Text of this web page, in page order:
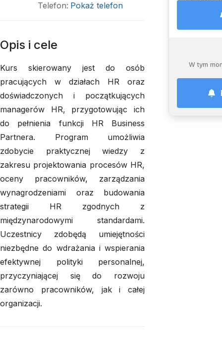
W tym
Telefon: Pokaż telefon
Opis i cele
Kurs skierowany jest do osób
pracujących w działach HR oraz
doświadczonych i początkujących
managerów HR, przygotowując ich
do pełnienia funkcji HR Business
Partnera. Program umożliwia
zdobycie praktycznej wiedzy z
zakresu projektowania procesów HR,
oceny pracowników, zarządzania
wynagrodzeniami oraz budowania
strategii HR zgodnych z
międzynarodowymi standardami.
Uczestnicy zdobędą umiejętności
niezbędne do wdrażania i wspierania
efektywnej polityki personalnej,
przyczyniającej się do rozwoju
zarówno pracowników, jak i całej
organizacji.